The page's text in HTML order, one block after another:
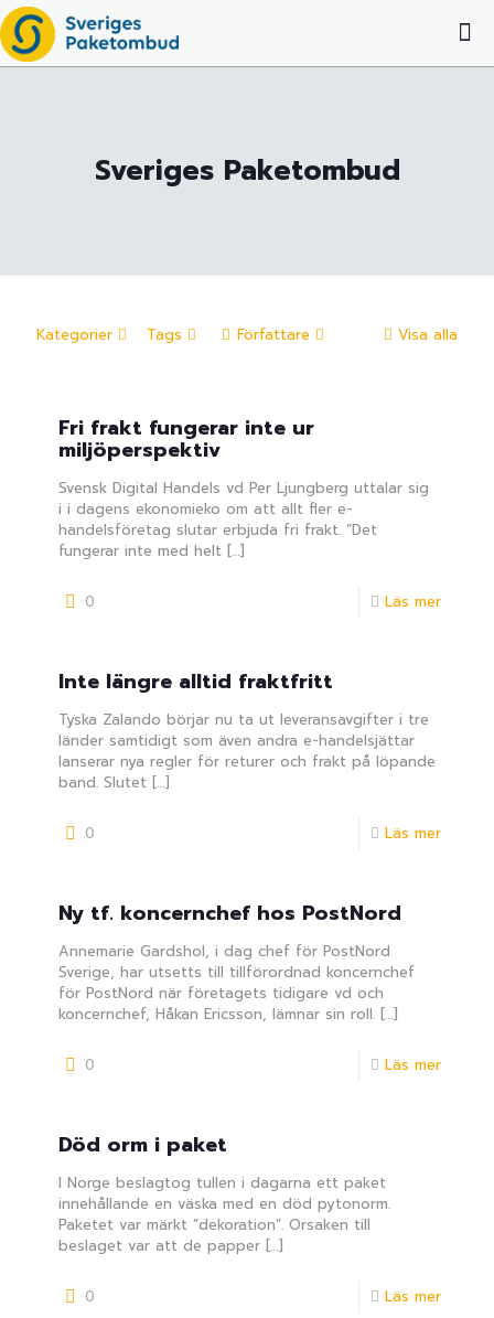
Sveriges Paketombud
Kategorier Tags Författare Visa alla
Fri frakt fungerar inte ur
miljöperspektiv
Svensk Digital Handels vd Per Ljungberg uttalar sig
i i dagens ekonomieko om att allt fler e-
handelsföretag slutar erbjuda fri frakt. ”Det
fungerar inte med helt […]
0 Läs mer
Inte längre alltid fraktfritt
Tyska Zalando börjar nu ta ut leveransavgifter i tre
länder samtidigt som även andra e-handelsjättar
lanserar nya regler för returer och frakt på löpande
band. Slutet […]
0 Läs mer
Ny tf. koncernchef hos PostNord
Annemarie Gardshol, i dag chef för PostNord
Sverige, har utsetts till tillförordnad koncernchef
för PostNord när företagets tidigare vd och
koncernchef, Håkan Ericsson, lämnar sin roll. […]
0 Läs mer
Död orm i paket
I Norge beslagtog tullen i dagarna ett paket
innehållande en väska med en död pytonorm.
Paketet var märkt ”dekoration”. Orsaken till
beslaget var att de papper […]
0 Läs mer